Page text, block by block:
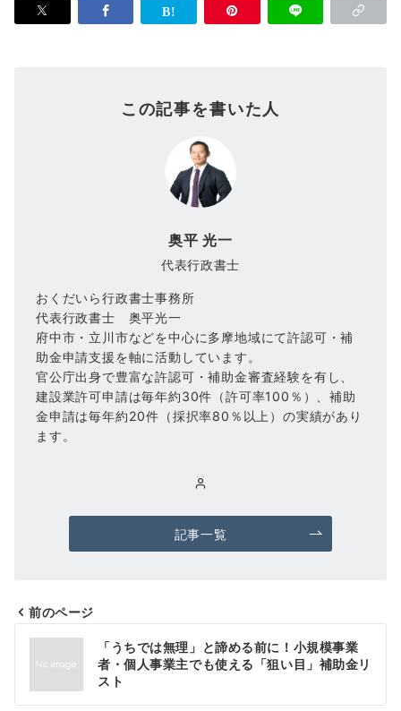
この記事を書いた人
奥平 光一
代表行政書士
おくだいら行政書士事務所
代表行政書士 奥平光一
府中市・立川市などを中心に多摩地域にて許認可・補
助金申請支援を軸に活動しています。
官公庁出身で豊富な許認可・補助金審査経験を有し、
建設業許可申請は毎年約30件（許可率100％）、補助
金申請は毎年約20件（採択率80％以上）の実績があり
ます。
記事一覧
投
ナ
前のページ
「うちでは無理」と諦める前に！小規模事業
者・個人事業主でも使える「狙い目」補助金リ
スト